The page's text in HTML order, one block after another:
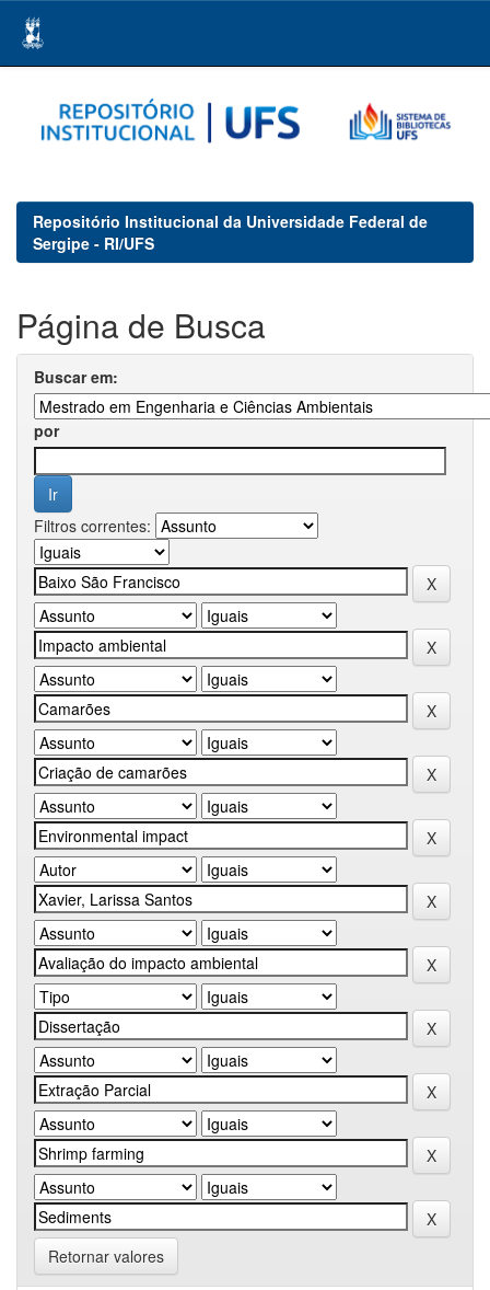
navigation
Repositório Institucional da Universidade Federal de
Sergipe - RI/UFS
Página de Busca
Buscar em:
por
Filtros correntes:
Retornar valores